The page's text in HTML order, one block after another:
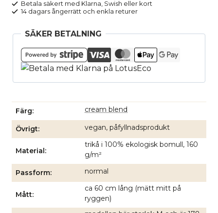
melerad
mängd
Betala säkert med Klarna, Swish eller kort
14 dagars ångerrätt och enkla returer
SÄKER BETALNING
Färg cream blend
Övrigt vegan, påfyllnadsprodukt
Material
trikå i 100% ekologisk bomull, 160
g/m²
Passform normal
Mått
ca 60 cm lång (mätt mitt på
ryggen)